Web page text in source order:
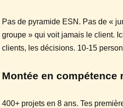
Pas de pyramide ESN. Pas de «
groupe » qui voit jamais le client.
clients, les décisions. 10-15
Montée en compétence
400+ projets en 8 ans. Tes